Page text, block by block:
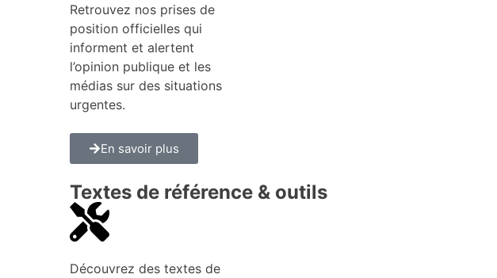
Retrouvez nos prises de
position officielles qui
informent et alertent
l’opinion publique et les
médias sur des situations
urgentes.
En savoir plus
Textes de référence & outils
Découvrez des textes de